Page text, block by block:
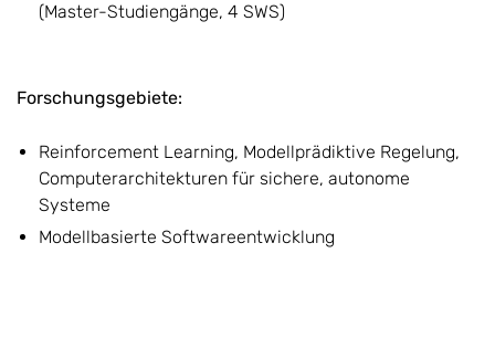
(Master-Studiengänge, 4 SWS)
Forschungsgebiete:
Reinforcement Learning, Modellprädiktive Regelung,
Computerarchitekturen für sichere, autonome
Systeme
Modellbasierte Softwareentwicklung